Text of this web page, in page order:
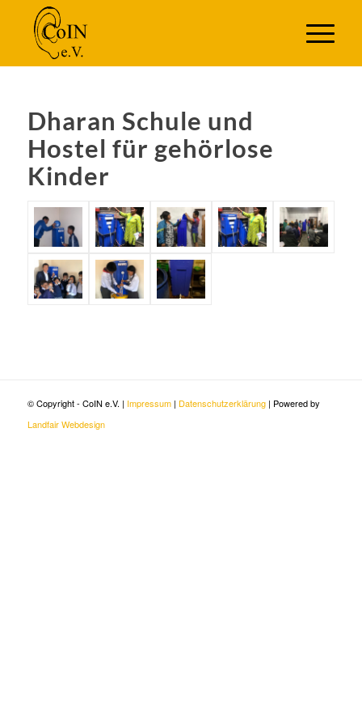
Dharan Schule und
Hostel für gehörlose
Kinder
© Copyright - CoIN e.V. | Impressum| Datenschutzerklärung| Powered by
Landfair Webdesign